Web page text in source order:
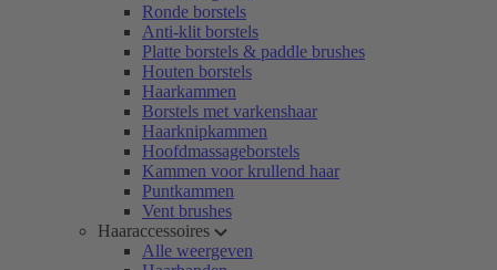
Ronde borstels
Anti-klit borstels
Platte borstels & paddle brushes
Houten borstels
Haarkammen
Borstels met varkenshaar
Haarknipkammen
Hoofdmassageborstels
Kammen voor krullend haar
Puntkammen
Vent brushes
Haaraccessoires
Alle weergeven